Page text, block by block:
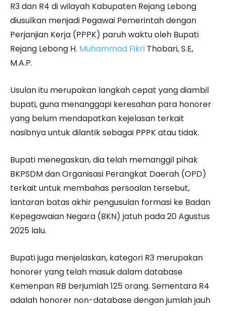
R3 dan R4 di wilayah Kabupaten Rejang Lebong
diusulkan menjadi Pegawai Pemerintah dengan
Perjanjian Kerja (PPPK) paruh waktu oleh Bupati
Rejang Lebong H. Muhammad Fikri Thobari, S.E,
M.A.P.
Usulan itu merupakan langkah cepat yang diambil
bupati, guna menanggapi keresahan para honorer
yang belum mendapatkan kejelasan terkait
nasibnya untuk dilantik sebagai PPPK atau tidak.
Bupati menegaskan, dia telah memanggil pihak
BKPSDM dan Organisasi Perangkat Daerah (OPD)
terkait untuk membahas persoalan tersebut,
lantaran batas akhir pengusulan formasi ke Badan
Kepegawaian Negara (BKN) jatuh pada 20 Agustus
2025 lalu.
Bupati juga menjelaskan, kategori R3 merupakan
honorer yang telah masuk dalam database
Kemenpan RB berjumlah 125 orang. Sementara R4
adalah honorer non-database dengan jumlah jauh